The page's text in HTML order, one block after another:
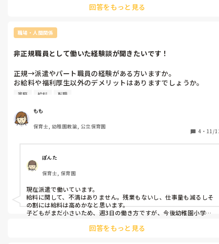
にするか、パラソルを利用していました。使わないときは使ってい
す。
ちなみに、私が幼稚園児の時は庭の花壇の一部が私の砂場兼ままご
い日々でした。使わないキッチン用品が遊び道具だったので、壊れ
回答をもっと見る
職場・人間関係
非正規職員として働いた経験談が聞きたいです！
正規→派遣やパート職員の経験がある方いますか。
お給料や福利厚生以外のデメリットはありますでしょうか。
家庭を優先できる働き方を模索しており、経験者さんのお話が聞
家庭 給料 転職
もも
保育士, 幼稚園教諭, 公立保育園
4 ・ 11/
ぽんた
保育士, 保育園
現在派遣で働いています。
給料に関して、不満はありません。残業もないし、仕事量も減るしそ
の割には給料は高めかなと思います。
子どもがまだ小さいため、週3日の働き方ですが、今後幼稚園小学校
いるところでは、それは可能ですが、距離が遠いため、近くの職場
回答をもっと見る